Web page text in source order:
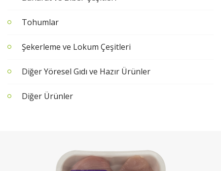
Tohumlar
Şekerleme ve Lokum Çeşitleri
Diğer Yöresel Gıdı ve Hazır Ürünler
Diğer Ürünler